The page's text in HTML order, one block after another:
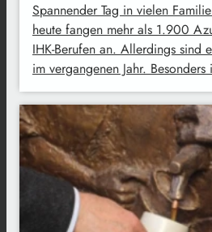
Spannender Tag in vielen
heute fangen mehr als 1.900
IHK-Berufen an. Allerdings sind
im vergangenen Jahr.